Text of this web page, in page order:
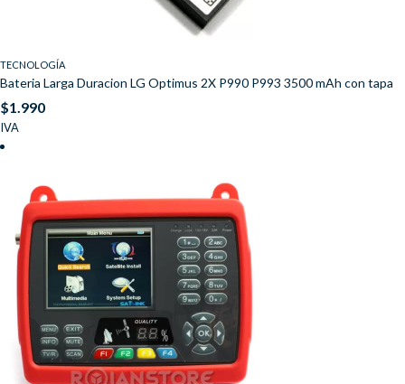
TECNOLOGÍA
Bateria Larga Duracion LG Optimus 2X P990 P993 3500 mAh con tapa
$1.990
IVA